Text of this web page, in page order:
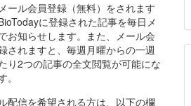
メール会員登録（無料）をされます
に登録された記事を毎日メ
お知らせします。また、メール会
されますと、毎週月曜からの一週
り2つの記事の全文閲覧が可能にな
。
配信を希望される方は、以下の欄